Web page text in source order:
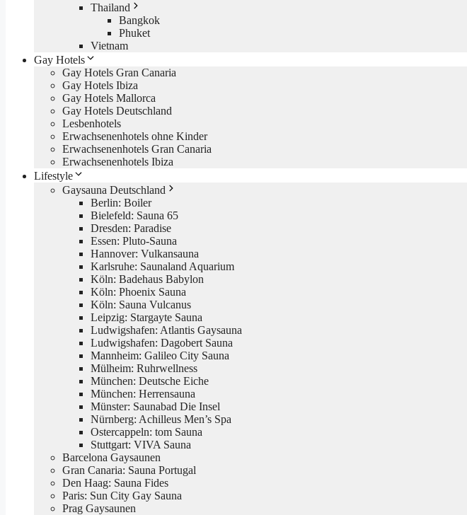
Thailand
Bangkok
Phuket
Vietnam
Gay Hotels
Gay Hotels Gran Canaria
Gay Hotels Ibiza
Gay Hotels Mallorca
Gay Hotels Deutschland
Lesbenhotels
Erwachsenenhotels ohne Kinder
Erwachsenenhotels Gran Canaria
Erwachsenenhotels Ibiza
Lifestyle
Gaysauna Deutschland
Berlin: Boiler
Bielefeld: Sauna 65
Dresden: Paradise
Essen: Pluto-Sauna
Hannover: Vulkansauna
Karlsruhe: Saunaland Aquarium
Köln: Badehaus Babylon
Köln: Phoenix Sauna
Köln: Sauna Vulcanus
Leipzig: Stargayte Sauna
Ludwigshafen: Atlantis Gaysauna
Ludwigshafen: Dagobert Sauna
Mannheim: Galileo City Sauna
Mülheim: Ruhrwellness
München: Deutsche Eiche
München: Herrensauna
Münster: Saunabad Die Insel
Nürnberg: Achilleus Men’s Spa
Ostercappeln: tom Sauna
Stuttgart: VIVA Sauna
Barcelona Gaysaunen
Gran Canaria: Sauna Portugal
Den Haag: Sauna Fides
Paris: Sun City Gay Sauna
Prag Gaysaunen